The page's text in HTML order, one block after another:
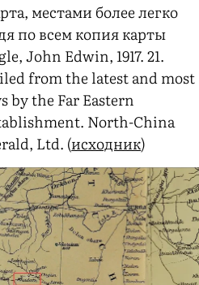
местами более легко
по всем копия карты
John Edwin, 1917. 21.
from the latest and most
by the Far Eastern
North-China
Ltd. (исходник)